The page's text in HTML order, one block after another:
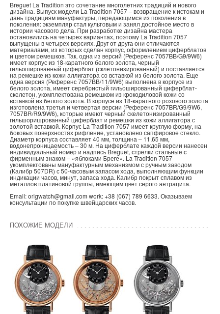
Breguet La Tradition это сочетание многолетних традиций и нового
дизайна. Выпуск модели La Tradition 7057 – возвращение к истокам и
дань традициям мануфактуры, передающимся из поколения в
поколения: экземпляр стал культовым и занял достойное место в
истории часового дела. При разработке дизайна мастера
остановились на четырех вариантах, поэтому La Tradition 7057
выпущены в четырех версиях. Друг от друга они отличаются
материалами, из которых сделан корпус, оформлением циферблатов
и цветом ремешков. Так, одна из версий (Референс 7057BB/G9/9W6)
имеет корпус из 18-каратного белого золота, черный
гильошированный циферблат (склетонизированный) и поставляется
на ремешке из кожи аллигатора со вставкой из белого золота. Еще
одна версия (Референс 7057BB/11/9W6) выполнена в корпусе из
белого золота, имеет серебристый гильошированный циферблат-
скелетон, укомплектована ремешком из крокодиловой кожи со
вставкой из белого золота. В корпусе из 18-каратного розового золота
изготовлена третья и четвертая версии (Референс 7057BR/G9/9W6,
7057BR/R9/9W6), которые имеют черный скелетонизированный
гильшоришрованный циферблат и ремешки из кожи аллигатора с
золотой вставкой. Корпус La Tradition 7057 имеет круглую форму, на
боковых поверхностях рифление, установлено сапфировое стекло.
Диаметр корпуса составляет 40 мм, толщина – 11,65 мм,
водонепроницаемость – 30 м. На циферблате каждой версии нанесен
индивидуальный номер и надпись Breguet, стрелки стальные с
фирменным знаком – «яблоками Бреге». La Tradition 7057
укомплектованы мануфактурным механизмом с ручным заводом
(Калибр 507DR) с 50-часовым запасом хода, выполняющим функции
индикации часов, минут, запаса хода. Калибр покрыт сплавом из
металлов платиновой группы, имеющим цвет серого антрацита.
Email: origwatch@gmail.com work: +38 (067) 789 6633. Оказываем
консультации по покупке швейцарских часов.
ПОХОЖИЕ МОДЕЛИ